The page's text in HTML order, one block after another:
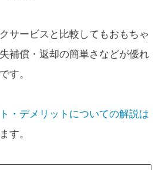
サービスと比較してもおもちゃ
補償・返却の簡単さなどが優れ
す。
・デメリットについての解説は
す。